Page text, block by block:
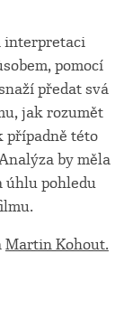
pomocí
předat svá
jak rozumět
případně této
by měla
úhlu pohledu
Martin Kohout.